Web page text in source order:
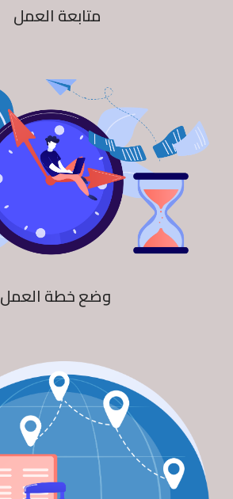
متابعة العمل
وضع خطة العمل